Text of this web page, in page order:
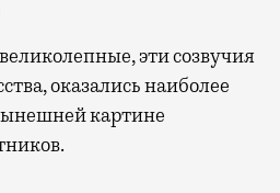
оказались наиболее
картине